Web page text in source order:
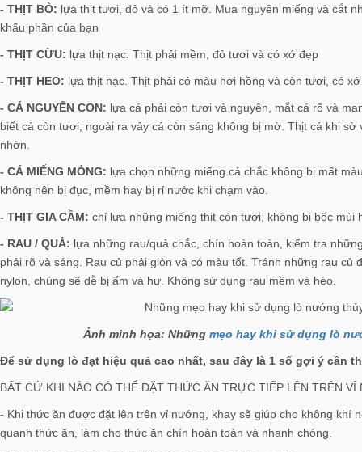
- THỊT BÒ: lựa thịt tươi, đỏ và có 1 ít mỡ. Mua nguyên miếng và cắt
khẩu phần của bạn
- THỊT CỪU: lựa thịt nạc. Thịt phải mềm, đỏ tươi và có xớ đẹp
- THỊT HEO: lựa thịt nạc. Thịt phải có màu hơi hồng và còn tươi, có
- CÁ NGUYÊN CON: lựa cá phải còn tươi và nguyên, mắt cá rõ và
biết cá còn tươi, ngoài ra vảy cá còn sáng không bị mờ. Thịt cá khi sờ
nhờn.
- CÁ MIẾNG MỎNG: lựa chọn những miếng cá chắc không bị mất
không nên bị đục, mềm hay bị rỉ nước khi chạm vào.
- THỊT GIA CẦM: chỉ lựa những miếng thịt còn tươi, không bị bốc mùi
- RAU / QUẢ: lựa những rau/quả chắc, chín hoàn toàn, kiểm tra
phải rõ và sáng. Rau củ phải giòn và có màu tốt. Tránh những rau củ
nylon, chúng sẽ dễ bị ẩm và hư. Không sử dụng rau mềm và héo.
Ảnh minh họa: Những mẹo hay khi sử dụng lò
Để sử dụng lò đạt hiệu quả cao nhất, sau đây là 1 số gợi ý cần
BẤT CỨ KHI NÀO CÓ THỂ ĐẶT THỨC ĂN TRỰC TIẾP LÊN TRÊN VỈ
- Khi thức ăn được đặt lên trên vỉ nướng, khay sẽ giúp cho không khí
quanh thức ăn, làm cho thức ăn chín hoàn toàn và nhanh chóng.